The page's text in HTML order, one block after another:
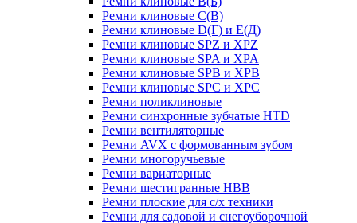
Ремни клиновые С(В)
Ремни клиновые D(Г) и Е(Д)
Ремни клиновые SPZ и XPZ
Ремни клиновые SPA и XPA
Ремни клиновые SPB и XPB
Ремни клиновые SPC и XPC
Ремни поликлиновые
Ремни синхронные зубчатые HTD
Ремни вентиляторные
Ремни AVX с формованным зубом
Ремни многоручьевые
Ремни вариаторные
Ремни шестигранные HBB
Ремни плоские для с/х техники
Ремни для садовой и снегоуборочной